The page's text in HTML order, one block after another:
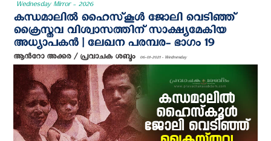
Wednesday Mirror - 2026
കന്ധമാലില്‍ ഹൈസ്‌കൂൾ ജോലി വെടിഞ്ഞ്
ക്രൈസ്തവ വിശ്വാസത്തിന് സാക്ഷ്യമേകിയ
അധ്യാപകന്‍ | ലേഖന പരമ്പര- ഭാഗം 19
ആന്‍റോ അക്കര / പ്രവാചക ശബ്ദം 06-01-2021 - Wednesday